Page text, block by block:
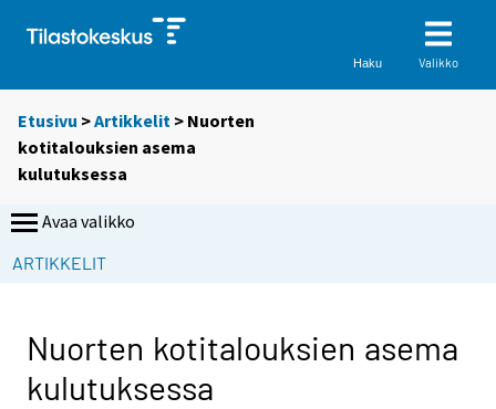
Haku Valikko
Etusivu >Artikkelit > Nuorten
kotitalouksien asema
kulutuksessa
Avaa valikko
ARTIKKELIT
Nuorten kotitalouksien asema
kulutuksessa